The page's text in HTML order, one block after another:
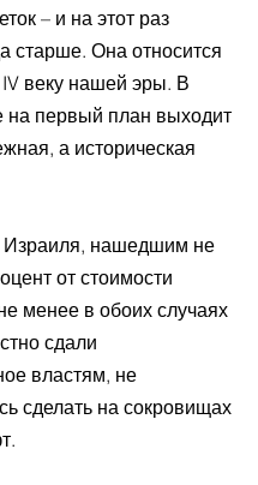
– и на этот раз
старше. Она относится
веку нашей эры. В
на первый план выходит
а историческая
Израиля, нашедшим не
от стоимости
менее в обоих случаях
сдали
властям, не
сделать на сокровищах